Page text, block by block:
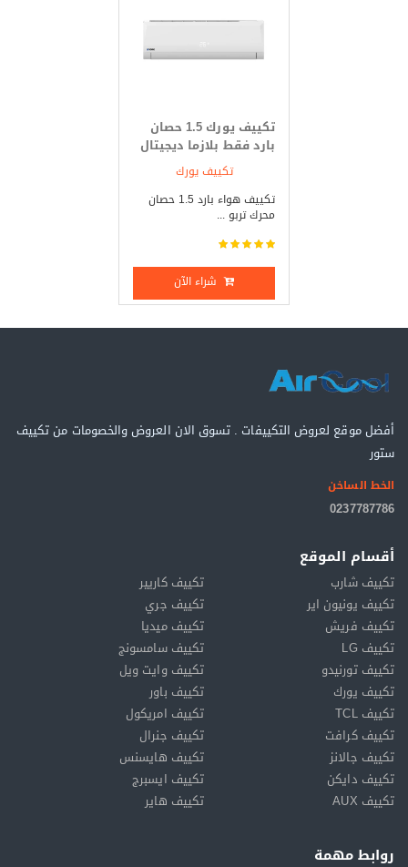
تكييف يورك 1.5 حصان
بارد فقط بلازما ديجيتال
تكييف يورك
تكييف هواء بارد 1.5 حصان
محرك تربو ...
شراء الآن
أفضل موقع لعروض التكييفات . تسوق الان العروض والخصومات من تكييف
ستور
الخط الساخن
0237787786
أقسام الموقع
تكييف شارب
تكييف كاريير
تكييف يونيون اير
تكييف جري
تكييف فريش
تكييف ميديا
تكييف LG
تكييف سامسونج
تكييف تورنيدو
تكييف وايت ويل
تكييف يورك
تكييف باور
تكييف TCL
تكييف امريكول
تكييف كرافت
تكييف جنرال
تكييف جالانز
تكييف هايسنس
تكييف دايكن
تكييف ايسبرج
تكييف AUX
تكييف هاير
روابط مهمة